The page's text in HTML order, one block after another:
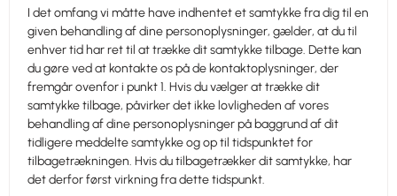
I det omfang vi måtte have indhentet et samtykke fra dig til en
given behandling af dine personoplysninger, gælder, at du til
enhver tid har ret til at trække dit samtykke tilbage. Dette kan
du gøre ved at kontakte os på de kontaktoplysninger, der
fremgår ovenfor i punkt 1. Hvis du vælger at trække dit
samtykke tilbage, påvirker det ikke lovligheden af vores
behandling af dine personoplysninger på baggrund af dit
tidligere meddelte samtykke og op til tidspunktet for
tilbagetrækningen. Hvis du tilbagetrækker dit samtykke, har
det derfor først virkning fra dette tidspunkt.